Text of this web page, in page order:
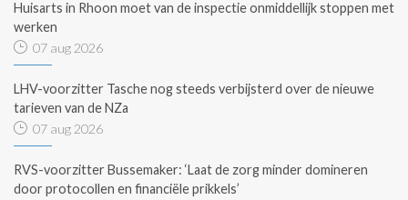
Huisarts in Rhoon moet van de inspectie onmiddellijk stoppen met
werken
07 aug 2026
LHV-voorzitter Tasche nog steeds verbijsterd over de nieuwe
tarieven van de NZa
07 aug 2026
RVS-voorzitter Bussemaker: ‘Laat de zorg minder domineren
door protocollen en financiële prikkels’